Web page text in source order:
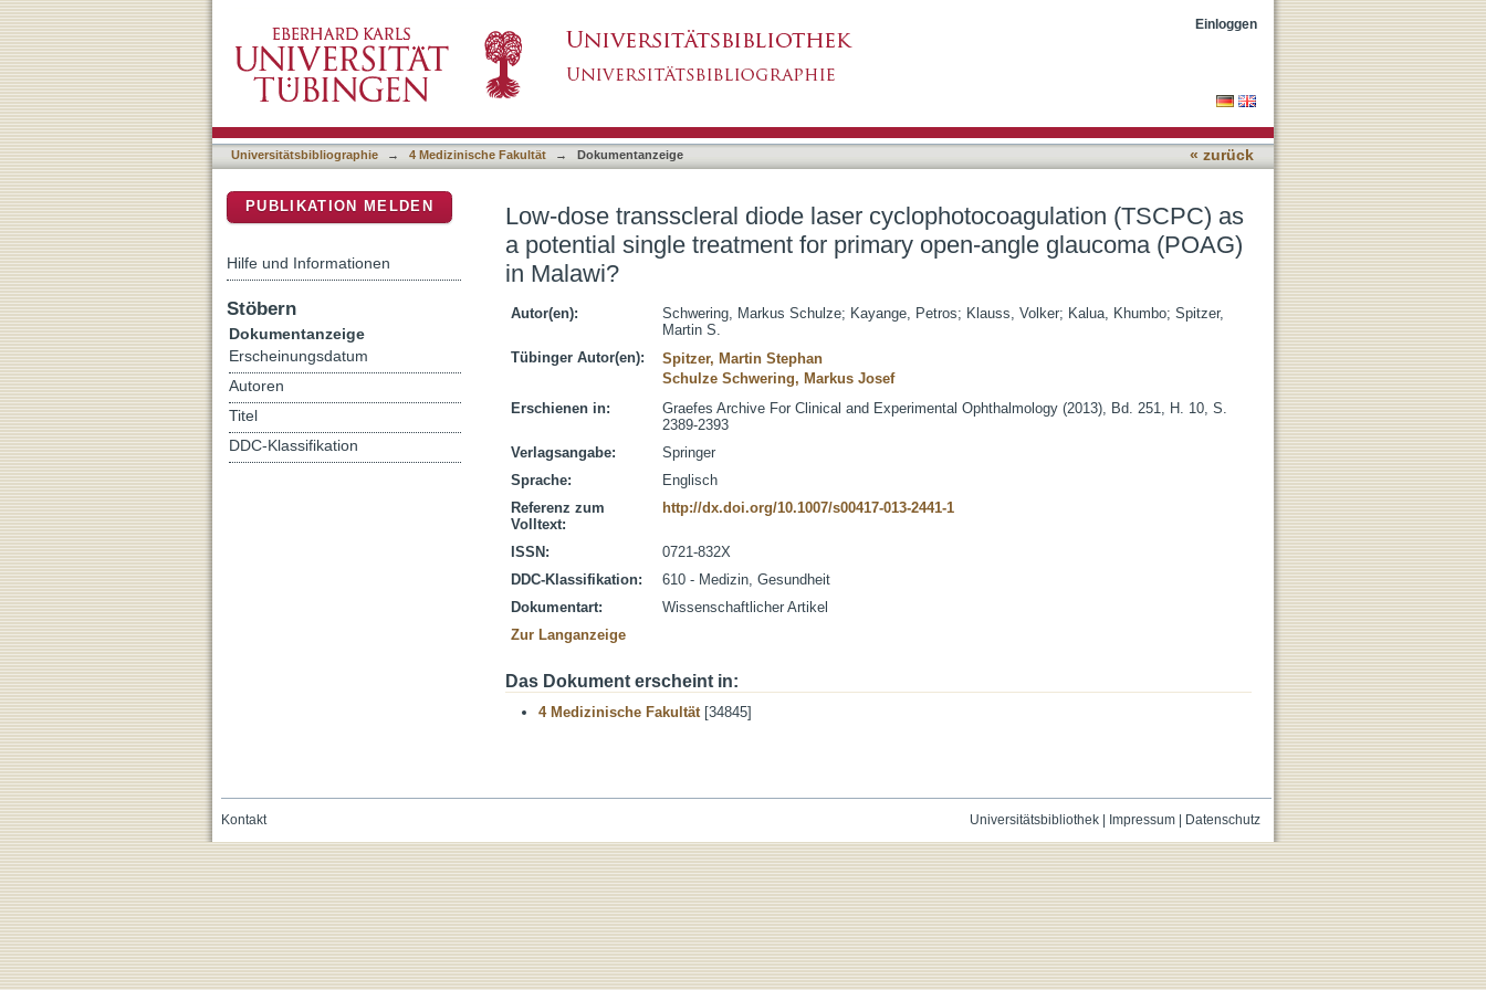
Low-dose transscleral diode laser cyclophotocoagulation (TSCPC) as a potential single treatment
for primary open-angle glaucoma (POAG) in Malawi?
Einloggen
Universitätsbibliographie → 4 Medizinische Fakultät → Dokumentanzeige « zurück
Low-dose transscleral diode laser cyclophotocoagulation (TSCPC) as
a potential single treatment for primary open-angle glaucoma (POAG)
in Malawi?
Autor(en): Schwering, Markus Schulze; Kayange, Petros; Klauss, Volker; Kalua, Khumbo; Spitzer,
Martin S.
Tübinger Autor(en):
Spitzer, Martin Stephan
Schulze Schwering, Markus Josef
Erschienen in:
Graefes Archive For Clinical and Experimental Ophthalmology (2013), Bd. 251, H. 10, S.
2389-2393
Verlagsangabe:
Springer
Sprache:
Englisch
Referenz zum
Volltext:
http://dx.doi.org/10.1007/s00417-013-2441-1
ISSN:
0721-832X
DDC-Klassifikation:
610 - Medizin, Gesundheit
Dokumentart:
Wissenschaftlicher Artikel
Zur Langanzeige
Das Dokument erscheint in:
4 Medizinische Fakultät[34845]
PUBLIKATION MELDEN
Hilfe und Informationen
Stöbern
Dokumentanzeige
Erscheinungsdatum
Autoren
Titel
DDC-Klassifikation
Universitätsbibliothek| Impressum| Datenschutz
Kontakt